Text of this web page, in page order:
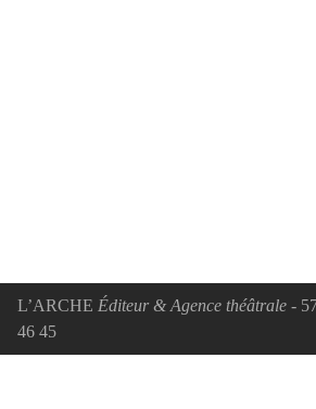
L’ARCHE Éditeur & Agence théâtrale -
46 45